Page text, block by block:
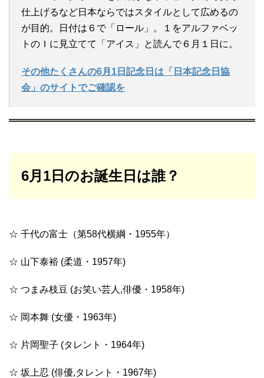
仕上げるなど日本ならではスタイルとして広めるの
が目的。日付は６で「ロール」。１をアルファベッ
トのＩに見立てて「アイス」と読んで６月１日に。
その他たくさんの6月1日記念日は「日本記念日協
会」のサイトでご確認を
6月1日のお誕生日は誰？
☆ 千代の富士（第58代横綱・1955年）
☆ 山下泰裕 (柔道・1957年)
☆ つまみ枝豆 (お笑い芸人,俳優・1958年)
☆ 岡本舞 (女優・1963年)
☆ 片岡聖子 (タレント・1964年)
☆ 坂上忍 (俳優,タレント・1967年)